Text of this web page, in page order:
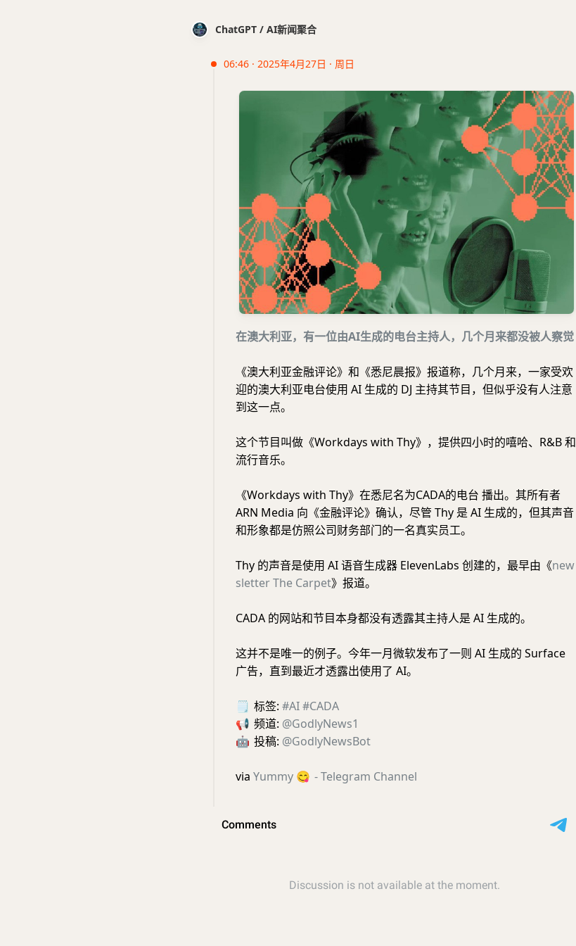
ChatGPT / AI新闻聚合
06:46 · 2025年4月27日 · 周日
在澳大利亚，有一位由AI生成的电台主持人，几个月来都没被人察觉
《澳大利亚金融评论》和《悉尼晨报》报道称，几个月来，一家受欢
迎的澳大利亚电台使用 AI 生成的 DJ 主持其节目，但似乎没有人注意
到这一点。
这个节目叫做《Workdays with Thy》，提供四小时的嘻哈、R&B 和
流行音乐。
《Workdays with Thy》在悉尼名为CADA的电台 播出。其所有者
ARN Media 向《金融评论》确认，尽管 Thy 是 AI 生成的，但其声音
和形象都是仿照公司财务部门的一名真实员工。
Thy 的声音是使用 AI 语音生成器 ElevenLabs 创建的，最早由《new
sletter The Carpet》报道。
CADA 的网站和节目本身都没有透露其主持人是 AI 生成的。
这并不是唯一的例子。今年一月微软发布了一则 AI 生成的 Surface
广告，直到最近才透露出使用了 AI。
🗒 标签: #AI#CADA
📢 频道: @GodlyNews1
🤖 投稿: @GodlyNewsBot
via Yummy 😋 - Telegram Channel